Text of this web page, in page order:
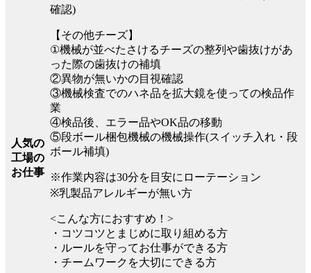
人気の
工場の
お仕事
確認)
【その他チーズ】
①機械が並べたさけるチーズの整列や歯抜けがあ
った際の歯抜けの補填
②異物が無いかの目視確認
③機械検査でのハネ品を拡大鏡を使っての検品作
業
④検品後、エラー品やOK品の移動
⑤段ボール梱包機械の機械操作(スイッチ入れ・段
ボール補填)
※作業内容は30分を目安にローテーション
※乳製品アレルギーが無い方
<こんな方におすすめ！>
・コツコツとまじめに取り組める方
・ルールを守ってお仕事ができる方
・チームワークを大切にできる方